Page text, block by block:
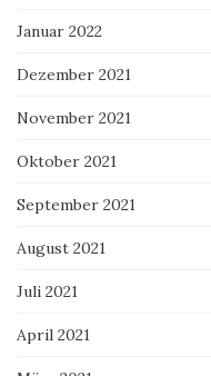
Januar 2022
Dezember 2021
November 2021
Oktober 2021
September 2021
August 2021
Juli 2021
April 2021